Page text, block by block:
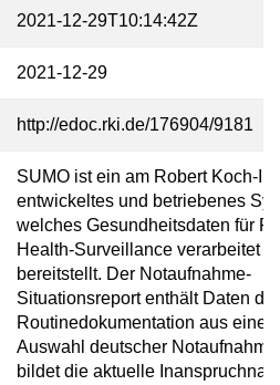
2021-12-29T10:14:42Z
2021-12-29
http://edoc.rki.de/176904/9181
SUMO ist ein am Robert Koch-
entwickeltes und betriebenes
welches Gesundheitsdaten für
Health-Surveillance verarbeitet
bereitstellt. Der Notaufnahme-
Situationsreport enthält Daten der
Routinedokumentation aus einer
Auswahl deutscher
bildet die aktuelle